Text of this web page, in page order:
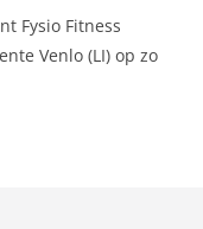
Fysio Fitness
Venlo (LI) op zo